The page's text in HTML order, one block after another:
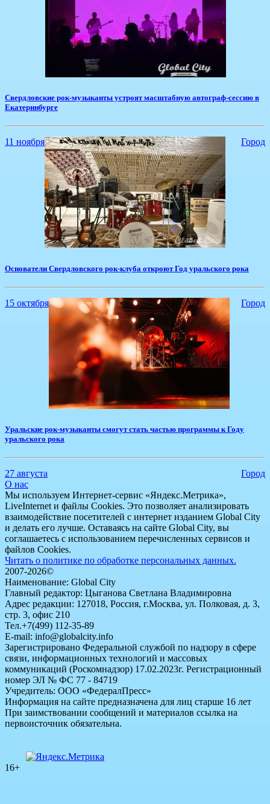
​Свердловские рок-музыканты устроят масштабную автограф-сессию в
Екатеринбурге
11 ноября Город
​Основатели Свердловского рок-клуба откроют Год уральского рока
15 октября Город
​Уральские рок-музыканты смогут стать частью программы к Году
уральского рока
27 августа
Город
О нас
Мы используем Интернет-сервис «Яндекс.Метрика»,
LiveInternet и файлы Cookies. Это позволяет анализировать
взаимодействие посетителей с интернет изданием Global City
и делать его лучше. Оставаясь на сайте Global City, вы
соглашаетесь с использованием перечисленных сервисов и
файлов Cookies.
Читать о политике по обработке персональных данных.
2007-2026©
Наименование: Global City
Главный редактор: Цыганова Светлана Владимировна
Адрес редакции: 127018, Россия, г.Москва, ул. Полковая, д. 3,
стр. 3, офис 210
Тел.+7(499) 112-35-89
E-mail: info@globalcity.info
Зарегистрировано Федеральной службой по надзору в сфере
связи, информационных технологий и массовых
коммуникаций (Роскомнадзор) 17.02.2023г. Регистрационный
номер ЭЛ № ФС 77 - 84719
Учредитель: ООО «ФедералПресс»
Информация на сайте предназначена для лиц старше 16 лет
При заимствовании сообщений и материалов ссылка на
первоисточник обязательна.
16+